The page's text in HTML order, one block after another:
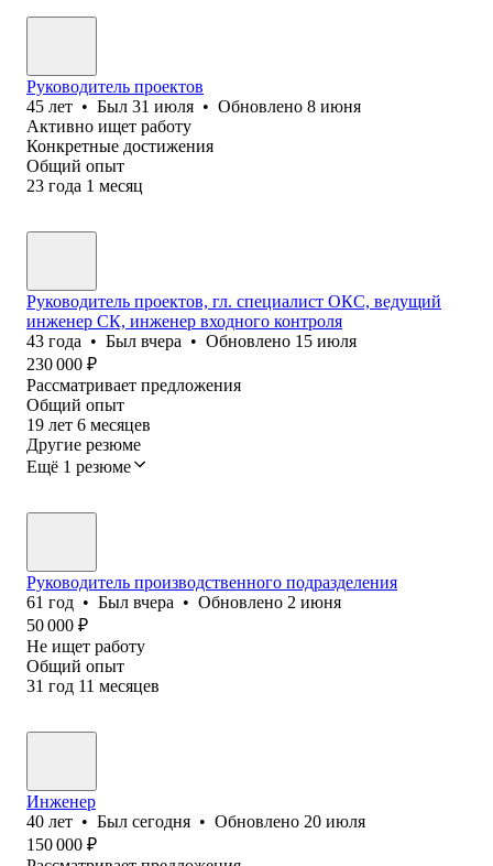
Руководитель проектов
45 лет • Был 31 июля • Обновлено 8 июня
Активно ищет работу
Конкретные достижения
Общий опыт
23 года 1 месяц
Руководитель проектов, гл. специалист ОКС, ведущий
инженер СК, инженер входного контроля
43 года • Был вчера • Обновлено 15 июля
230 000 ₽
Рассматривает предложения
Общий опыт
19 лет 6 месяцев
Другие резюме
Ещё 1 резюме
Руководитель производственного подразделения
61 год • Был вчера • Обновлено 2 июня
50 000 ₽
Не ищет работу
Общий опыт
31 год 11 месяцев
Инженер
40 лет • Был сегодня • Обновлено 20 июля
150 000 ₽